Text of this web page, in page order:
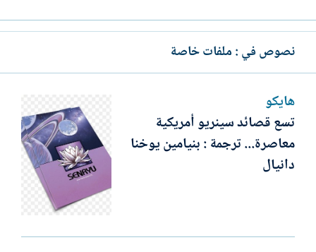
نصوص في : ملفات خاصة
هايكو
تسع قصائد سينريو أمريكية
معاصرة... ترجمة : بنيامين يوخنا
دانيال